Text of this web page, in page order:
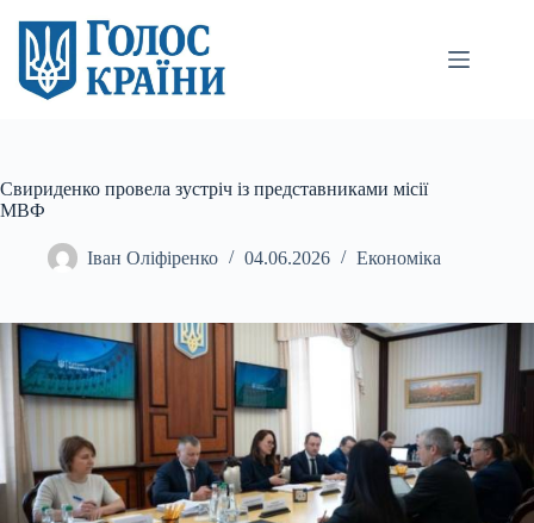
вмісту
Свириденко провела зустріч із представниками місії
МВФ
Іван Оліфіренко 04.06.2026 Економіка